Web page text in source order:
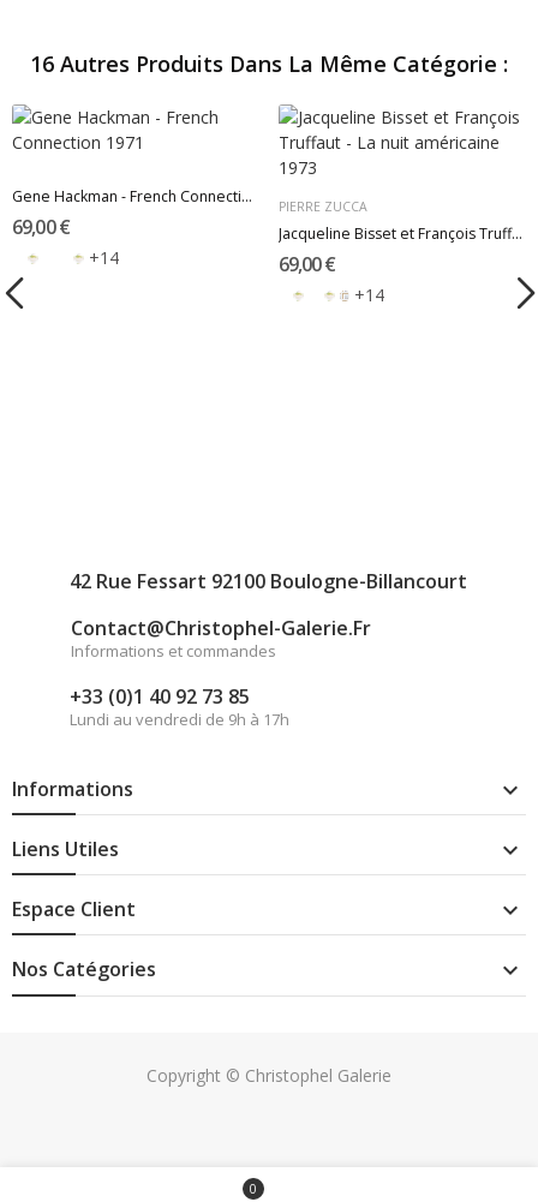
0
16 Autres Produits Dans La Même Catégorie :
Gene Hackman - French Connection 1971
69,00 €
+14
PIERRE ZUCCA
Jacqueline Bisset et François Truffaut - La...
69,00 €
+14
42 Rue Fessart 92100 Boulogne-Billancourt
Contact@christophel-Galerie.fr
Informations et commandes
+33 (0)1 40 92 73 85
Lundi au vendredi de 9h à 17h
Informations 
Liens Utiles 
Espace Client 
Nos Catégories 
Copyright © Christophel Galerie